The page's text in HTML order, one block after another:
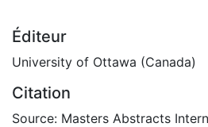
Éditeur
University of Ottawa (Canada)
Citation
Source: Masters Abstracts